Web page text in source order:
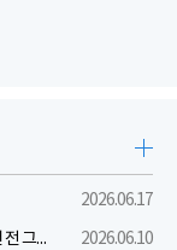
2026.06.17
[전시] 6.10만세운동 100주년 기념 특별기획전 <100년 전 그날을 보다: 6.10만세운동>
2026.06.10